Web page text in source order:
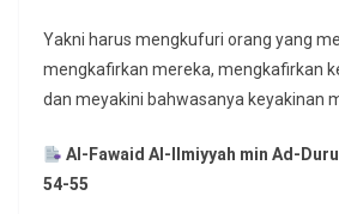
Yakni harus mengkufuri orang yang
mengkafirkan mereka, mengkafirkan
dan meyakini bahwasanya keyakinan
Al-Fawaid Al-Ilmiyyah min Ad-
54-55